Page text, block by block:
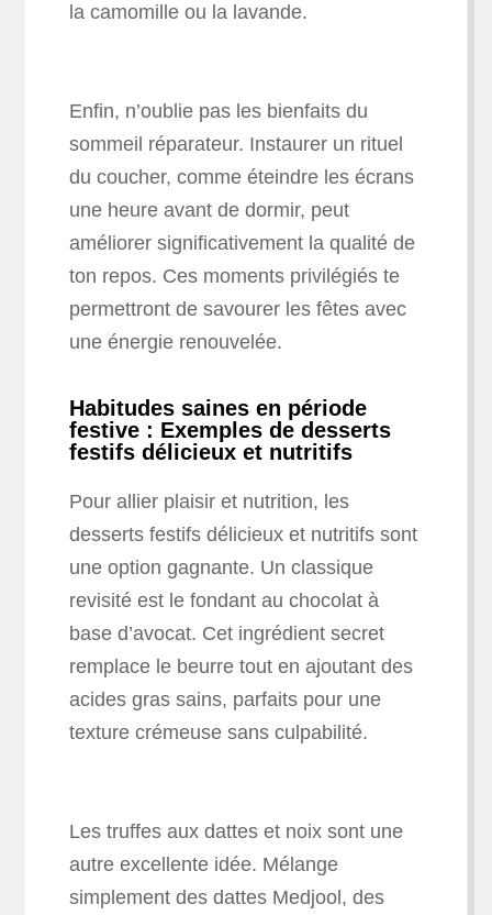
la camomille ou la lavande.
Enfin, n’oublie pas les bienfaits du
sommeil réparateur. Instaurer un rituel
du coucher, comme éteindre les écrans
une heure avant de dormir, peut
améliorer significativement la qualité de
ton repos. Ces moments privilégiés te
permettront de savourer les fêtes avec
une énergie renouvelée.
Habitudes saines en période
festive : Exemples de desserts
festifs délicieux et nutritifs
Pour allier plaisir et nutrition, les
desserts festifs délicieux et nutritifs sont
une option gagnante. Un classique
revisité est le fondant au chocolat à
base d’avocat. Cet ingrédient secret
remplace le beurre tout en ajoutant des
acides gras sains, parfaits pour une
texture crémeuse sans culpabilité.
Les truffes aux dattes et noix sont une
autre excellente idée. Mélange
simplement des dattes Medjool, des